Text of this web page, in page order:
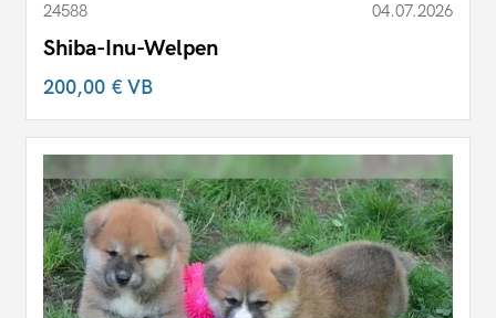
24588 04.07.2026
Shiba-Inu-Welpen
200,00 €VB